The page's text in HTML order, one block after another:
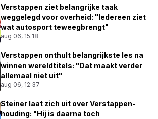
Verstappen ziet belangrijke taak
weggelegd voor overheid: "Iedereen ziet
wat autosport teweegbrengt"
aug 06, 15:18
Verstappen onthult belangrijkste les na
winnen wereldtitels: "Dat maakt verder
allemaal niet uit"
aug 06, 12:37
Steiner laat zich uit over Verstappen-
houding: "Hij is daarna toch